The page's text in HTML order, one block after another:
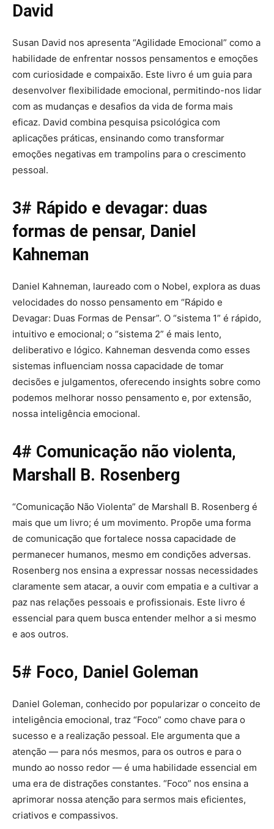
David
Susan David nos apresenta “Agilidade Emocional” como a
habilidade de enfrentar nossos pensamentos e emoções
com curiosidade e compaixão. Este livro é um guia para
desenvolver flexibilidade emocional, permitindo-nos lidar
com as mudanças e desafios da vida de forma mais
eficaz. David combina pesquisa psicológica com
aplicações práticas, ensinando como transformar
emoções negativas em trampolins para o crescimento
pessoal.
3# Rápido e devagar: duas
formas de pensar, Daniel
Kahneman
Daniel Kahneman, laureado com o Nobel, explora as duas
velocidades do nosso pensamento em “Rápido e
Devagar: Duas Formas de Pensar”. O “sistema 1” é rápido,
intuitivo e emocional; o “sistema 2” é mais lento,
deliberativo e lógico. Kahneman desvenda como esses
sistemas influenciam nossa capacidade de tomar
decisões e julgamentos, oferecendo insights sobre como
podemos melhorar nosso pensamento e, por extensão,
nossa inteligência emocional.
4# Comunicação não violenta,
Marshall B. Rosenberg
“Comunicação Não Violenta” de Marshall B. Rosenberg é
mais que um livro; é um movimento. Propõe uma forma
de comunicação que fortalece nossa capacidade de
permanecer humanos, mesmo em condições adversas.
Rosenberg nos ensina a expressar nossas necessidades
claramente sem atacar, a ouvir com empatia e a cultivar a
paz nas relações pessoais e profissionais. Este livro é
essencial para quem busca entender melhor a si mesmo
e aos outros.
5# Foco, Daniel Goleman
Daniel Goleman, conhecido por popularizar o conceito de
inteligência emocional, traz “Foco” como chave para o
sucesso e a realização pessoal. Ele argumenta que a
atenção — para nós mesmos, para os outros e para o
mundo ao nosso redor — é uma habilidade essencial em
uma era de distrações constantes. “Foco” nos ensina a
aprimorar nossa atenção para sermos mais eficientes,
criativos e compassivos.